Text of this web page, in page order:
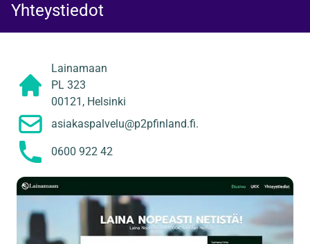
Yhteystiedot
Lainamaan
PL 323
00121, Helsinki
asiakaspalvelu@p2pfinland.fi.
0600 922 42